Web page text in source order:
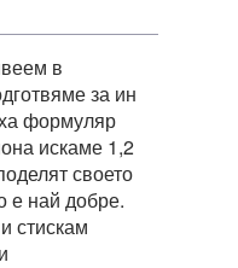
в
за ин
формуляр
искаме 1,2
своето
е най добре.
стискам